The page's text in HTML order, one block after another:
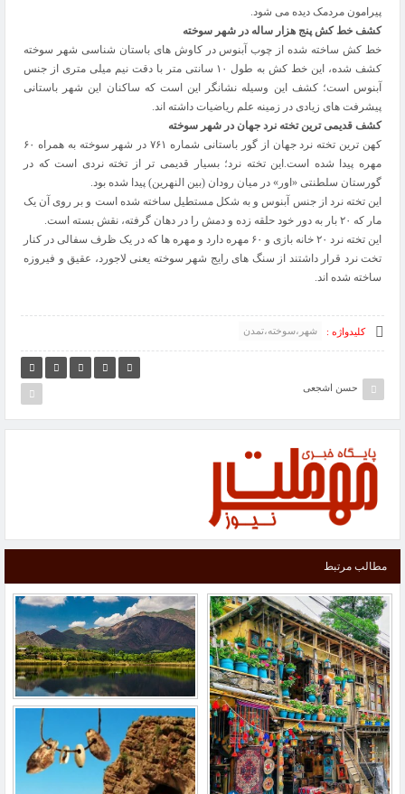
پیرامون مردمک دیده می شود.
کشف خط کش پنج هزار ساله در شهر سوخته
خط کش ساخته شده از چوب آبنوس در کاوش های باستان شناسی شهر سوخته
کشف شده، این خط کش به طول ۱۰ سانتی متر با دقت نیم میلی متری از جنس
آبنوس است؛ کشف این وسیله نشانگر این است که ساکنان این شهر باستانی
پیشرفت های زیادی در زمینه علم ریاضیات داشته اند.
کشف قدیمی ترین تخته نرد جهان در شهر سوخته
کهن ترین تخته نرد جهان از گور باستانی شماره ۷۶۱ در شهر سوخته به همراه ۶۰
مهره پیدا شده است.این تخته نرد؛ بسیار قدیمی تر از تخته نردی است که در
گورستان سلطنتی «اور» در میان رودان (بین النهرین) پیدا شده بود.
این تخته نرد از جنس آبنوس و به شکل مستطیل ساخته شده است و بر روی آن یک
مار که ۲۰ بار به دور خود حلقه زده و دمش را در دهان گرفته، نقش بسته است.
این تخته نرد ۲۰ خانه بازی و ۶۰ مهره دارد و مهره ها که در یک ظرف سفالی در کنار
تخت نرد قرار داشتند از سنگ های رایج شهر سوخته یعنی لاجورد، عقیق و فیروزه
ساخته شده اند.
کلیدواژه : شهر،سوخته،تمدن
حسن اشجعی
مطالب مرتبط